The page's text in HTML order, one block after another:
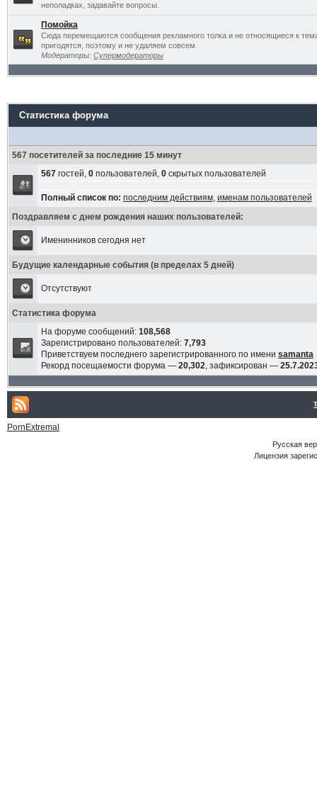
неполадках, задавайте вопросы.
Помойка
Сюда перемещаются сообщения рекламного толка и не относящиеся к
пригодятся, поэтому и не удаляем совсем.
Модераторы: Супермодераторы
Статистика форума
567 посетителей за последние 15 минут
567гостей, 0пользователей, 0скрытых пользователей
Полный список по: последним действиям, именам пользователей
Поздравляем с днем рождения наших пользователей:
Именинников сегодня нет
Будущие календарные события (в пределах 5 дней)
Отсутствуют
Статистика форума
На форуме сообщений: 108,568
Зарегистрировано пользователей: 7,793
Приветствуем последнего зарегистрированного по имени samanta
Рекорд посещаемости форума — 20,302, зафиксирован —
PornExtremal
Русская
Лицензия